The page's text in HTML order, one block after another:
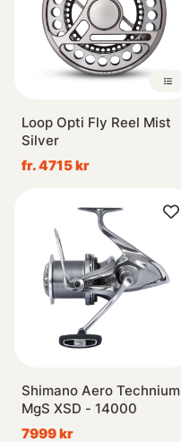
Loop Opti Fly Reel Mist
Silver
fr. 4715 kr
Shimano Aero Technium
MgS XSD - 14000
7999 kr